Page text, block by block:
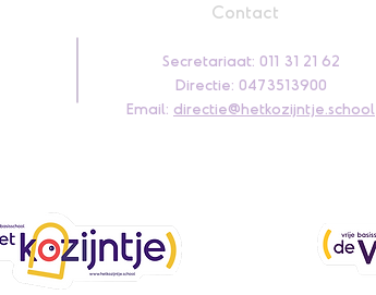
Contact
Secretariaat: 011 31 21 62
Directie: 0473513900
Email: directie@hetkozijntje.school